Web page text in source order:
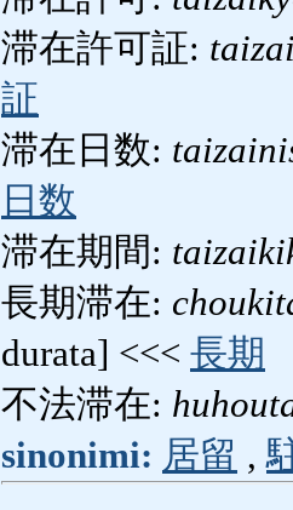
滞在許可証:
証
滞在日数:
日数
滞在期間:
長期滞在:
durata] <<< 長期
不法滞在:
sinonimi: 居留 ,